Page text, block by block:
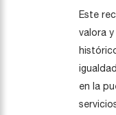
Este
valora
en la